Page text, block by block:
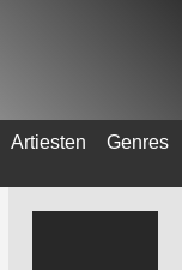
Artiesten Genres